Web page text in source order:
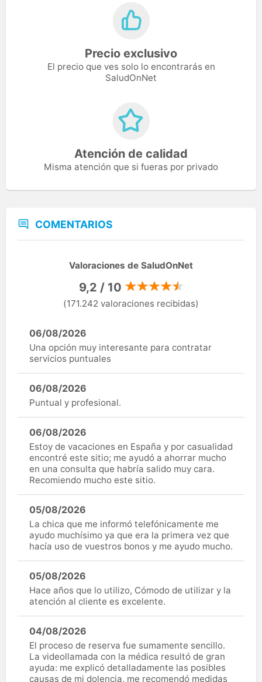
Precio exclusivo
El precio que ves solo lo encontrarás en
SaludOnNet
Atención de calidad
Misma atención que si fueras por privado
COMENTARIOS
Valoraciones de SaludOnNet
9,2 / 10
(171.242 valoraciones recibidas)
06/08/2026
Una opción muy interesante para contratar
servicios puntuales
06/08/2026
Puntual y profesional.
06/08/2026
Estoy de vacaciones en España y por casualidad
encontré este sitio; me ayudó a ahorrar mucho
en una consulta que habría salido muy cara.
Recomiendo mucho este sitio.
05/08/2026
La chica que me informó telefónicamente me
ayudo muchísimo ya que era la primera vez que
hacía uso de vuestros bonos y me ayudo mucho.
05/08/2026
Hace años que lo utilizo, Cómodo de utilizar y la
atención al cliente es excelente.
04/08/2026
El proceso de reserva fue sumamente sencillo.
La videollamada con la médica resultó de gran
ayuda: me explicó detalladamente las posibles
causas de mi dolencia, me recomendó medidas